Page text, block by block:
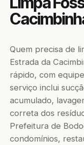
Quem precisa de
Estrada da
rápido, com
serviço inclui
acumulado,
correta dos
Prefeitura de
condomínios,